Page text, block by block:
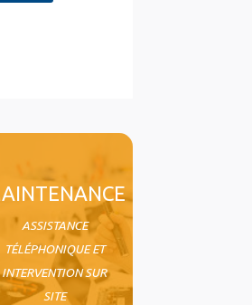
ASSISTANCE
TÉLÉPHONIQUE ET
INTERVENTION SUR
SITE